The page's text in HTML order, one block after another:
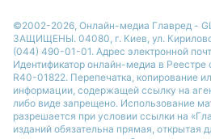
©2002-2026, Онлайн-медиа Главред -
ЗАЩИЩЕНЫ. 04080, г. Киев, ул.
(044) 490-01-01. Адрес электронной
Идентификатор онлайн-медиа в
R40-01822. Перепечатка, копирование
информации, содержащей ссылку на
либо виде запрещено. Использование
разрешается при условии ссылки на
изданий обязательна прямая, открытая